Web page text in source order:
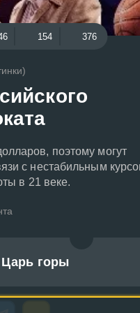
154 376
поэтому могут
с нестабильным
в 21 веке.
Царь горы